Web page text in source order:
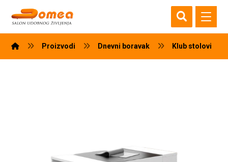
Proizvodi Dnevni boravak Klub stolovi